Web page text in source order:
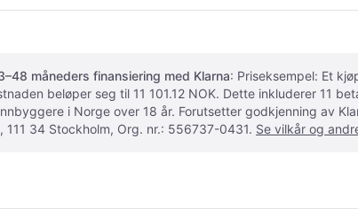
måneders finansiering med Klarna: Priseksempel: Et
beløper seg til 11 101.12 NOK. Dette inkluderer 11
i Norge over 18 år. Forutsetter godkjenning av
34 Stockholm, Org. nr.: 556737-0431. Se vilkår og